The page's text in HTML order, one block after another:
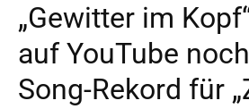
„Gewitter im
auf YouTube
Song-Rekord für